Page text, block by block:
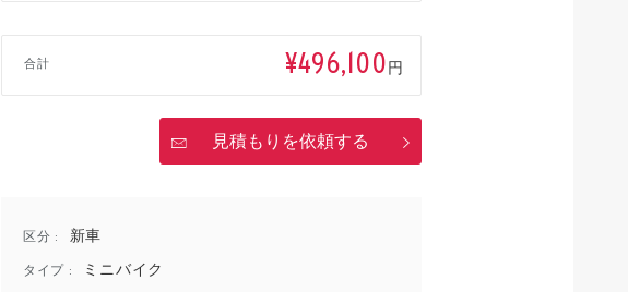
合計 ¥496,100円
見積もりを依頼する
区分 : 新車
タイプ : ミニバイク